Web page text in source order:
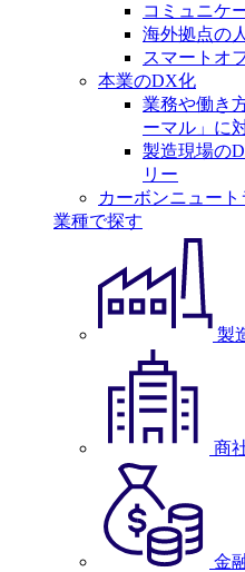
コミュニケ
海外拠点の
スマートオ
本業のDX化
業務や働き
ーマル」に
製造現場の
リー
カーボンニュー
業種で探す
製
商
金